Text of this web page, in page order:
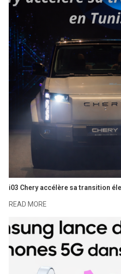
i03 Chery accélère sa transition
READ MORE